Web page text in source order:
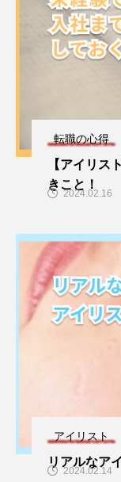
転職の心得
【アイリス
きこと！
2024.02.16
アイリスト
リアルなア
2024.02.14